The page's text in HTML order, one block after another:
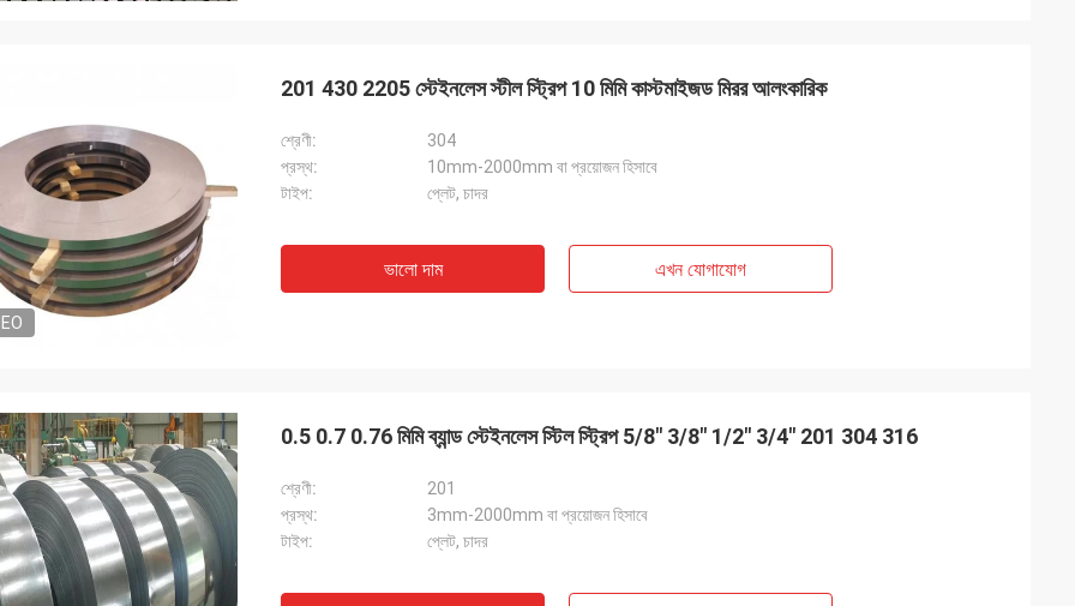
201 430 2205 স্টেইনলেস স্টীল স্ট্রিপ 10 মিমি কাস্টমাইজড মিরর আলংকারিক
শ্রেণী:
304
প্রস্থ:
10mm-2000mm বা প্রয়োজন হিসাবে
টাইপ:
প্লেট, চাদর
ভালো দাম এখন যোগাযোগ
0.5 0.7 0.76 মিমি ব্যান্ড স্টেইনলেস স্টিল স্ট্রিপ 5/8" 3/8" 1/2" 3/4" 201 304 316
শ্রেণী:
201
প্রস্থ:
3mm-2000mm বা প্রয়োজন হিসাবে
টাইপ:
প্লেট, চাদর